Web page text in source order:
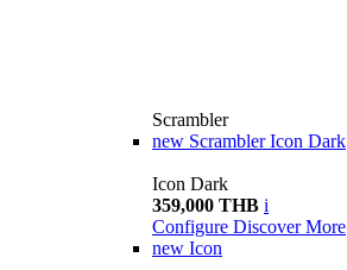
Scrambler
new Scrambler Icon Dark
Icon Dark
359,000 THB i
Configure Discover More
new Icon